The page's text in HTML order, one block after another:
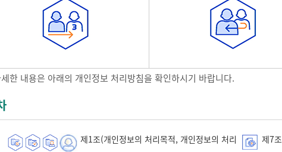
한 내용은 아래의 개인정보 처리방침을 확인하시기 바랍니다.
제1조(개인정보의 처리목적, 개인정보의 처리
제7